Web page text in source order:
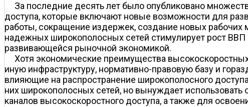
За последние десять лет было опубликовано
доступа, которые включают новые возможности для
работы, сокращение издержек, создание новых рабочих
надежных широкополосных сетей стимулирует рост
развивающейся рыночной экономикой.
Хотя экономические преимущества
иную инфраструктуру, нормативно-правовую базу и
влияющие на распространение широкополосного
них широкополосных сетей, но вынуждает
каналов высокоскоростного доступа, а также для